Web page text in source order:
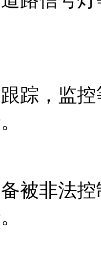
踪，监
被非法